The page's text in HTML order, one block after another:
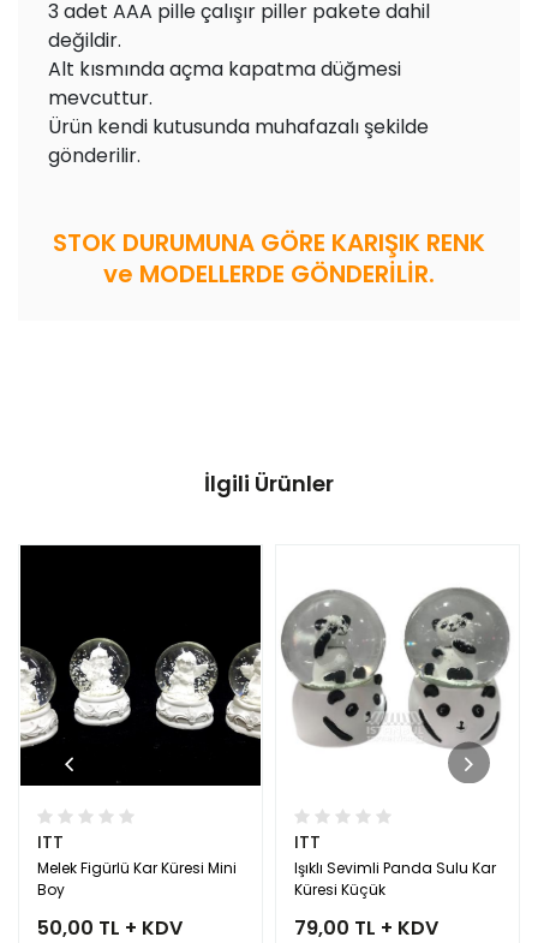
3 adet AAA pille çalışır piller pakete dahil
değildir.
Alt kısmında açma kapatma düğmesi
mevcuttur.
Ürün kendi kutusunda muhafazalı şekilde
gönderilir.
STOK DURUMUNA GÖRE KARIŞIK RENK
ve MODELLERDE GÖNDERİLİR.
İlgili Ürünler
ITT
Melek Figürlü Kar Küresi Mini
Boy
50,00 TL + KDV
ITT
Işıklı Sevimli Panda Sulu Kar
Küresi Küçük
79,00 TL + KDV